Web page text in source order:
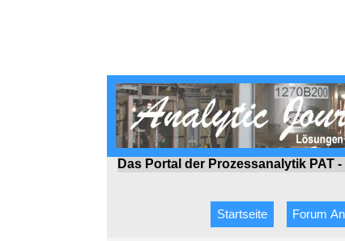
Das Portal der Prozessanalytik PAT
Startseite Forum